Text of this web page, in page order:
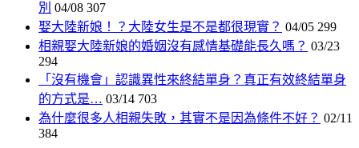
別 04/08 307
娶大陸新娘！？大陸女生是不是都很現實？ 04/05 299
相親娶大陸新娘的婚姻沒有感情基礎能長久嗎？ 03/23
294
「沒有機會」認識異性來終結單身？真正有效終結單身
的方式是… 03/14 703
為什麼很多人相親失敗，其實不是因為條件不好？ 02/11
384